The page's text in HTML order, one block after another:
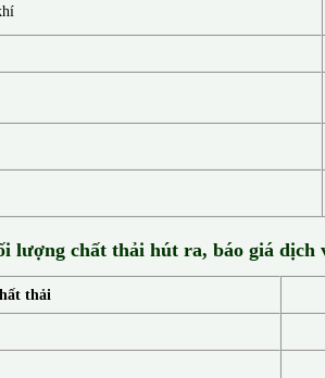
lượng chất thải hút ra, báo giá
thải